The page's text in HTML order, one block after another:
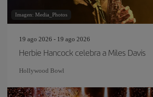
Imagen: Media_Photos
19 ago 2026 - 19 ago 2026
Herbie Hancock celebra a Miles Davis
Hollywood Bowl